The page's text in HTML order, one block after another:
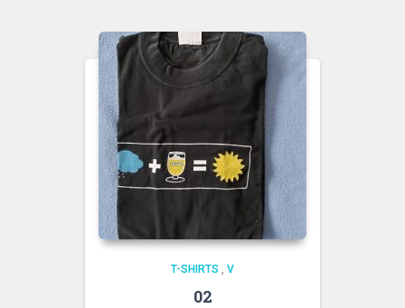
T-SHIRTS , V
02